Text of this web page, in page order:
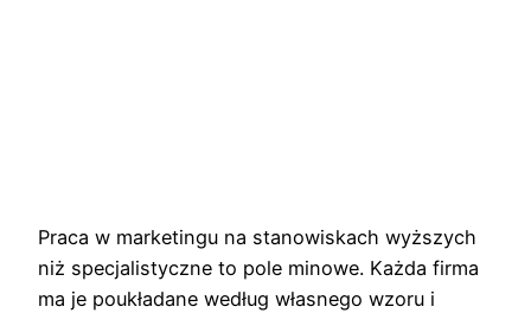
Praca w marketingu na stanowiskach wyższych
niż specjalistyczne to pole minowe. Każda firma
ma je poukładane według własnego wzoru i